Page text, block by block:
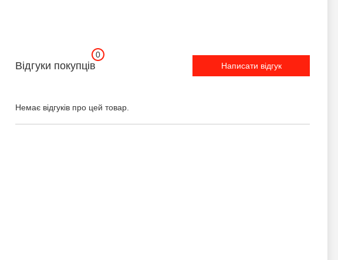
Відгуки покупців
0
Написати відгук
Немає відгуків про цей товар.